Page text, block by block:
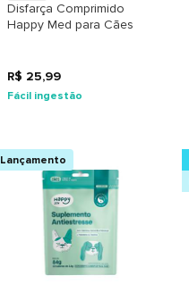
Disfarça Comprimido
Happy Med para Cães
R$ 25,99
Fácil ingestão
Lançamento